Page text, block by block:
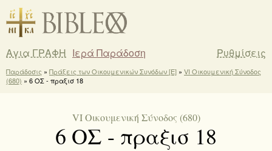
Αγια ΓΡΑΦΗ Ιερά Παράδοση Ρυθμίσεις
Παράδοσις » Πράξεις των Οικουμενικών Συνόδων [E] » VI Οικουμενική Σύνοδος
(680) » 6 ΟΣ - πραξισ 18
VI Οικουμενική Σύνοδος (680)
6 ΟΣ - πραξισ 18